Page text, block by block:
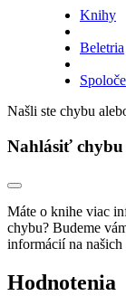
Knihy
Beletria
Našli ste chybu
Nahlásiť chybu
Máte o knihe viac
chybu? Budeme
informácií na našich
Hodnotenia